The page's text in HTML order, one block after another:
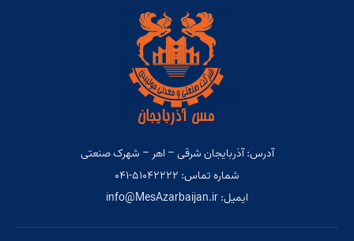
آدرس: آذربایجان شرقی – اهر – شهرک صنعتی
شماره تماس: ۵۱۰۴۲۲۲۲-۰۴۱
ایمیل: info@MesAzarbaijan.ir